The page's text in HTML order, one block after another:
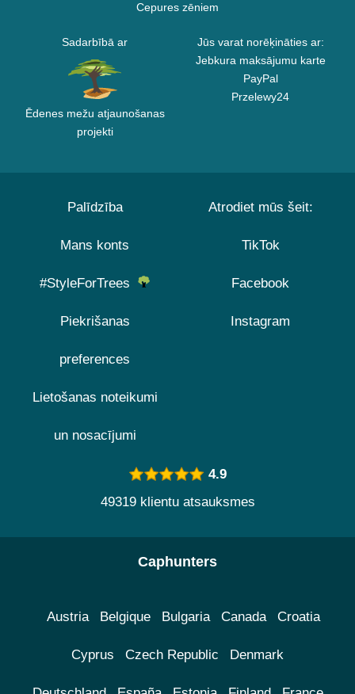
Cepures zēniem
Sadarbībā ar
Ēdenes mežu atjaunošanas
projekti
Jūs varat norēķināties ar:
Jebkura maksājumu karte
PayPal
Przelewy24
Palīdzība
Mans konts
#StyleForTrees
Piekrišanas
preferences
Lietošanas noteikumi
un nosacījumi
Atrodiet mūs šeit:
TikTok
Facebook
Instagram
4.9
49319 klientu atsauksmes
Caphunters
Austria Belgique Bulgaria Canada Croatia
Cyprus Czech Republic Denmark